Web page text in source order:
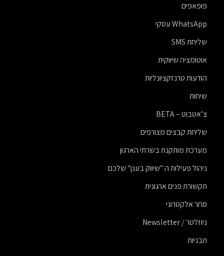
פופאפים
WhatsApp עסקי
שליחת SMS
אוטומציה שיווקית
הודעות טרנזקציונליות
שיחות
צ’אטבוט – BETA
שליחת קבצים מצורפים
מערכת מותקנת בשרתי הארגון
ניהול פעילות ה "שיווק בענן" שלכם
תקשורת פנים ארגונית
סחר אלקטרוני
ניוזלטר / Newsletter
תבניות